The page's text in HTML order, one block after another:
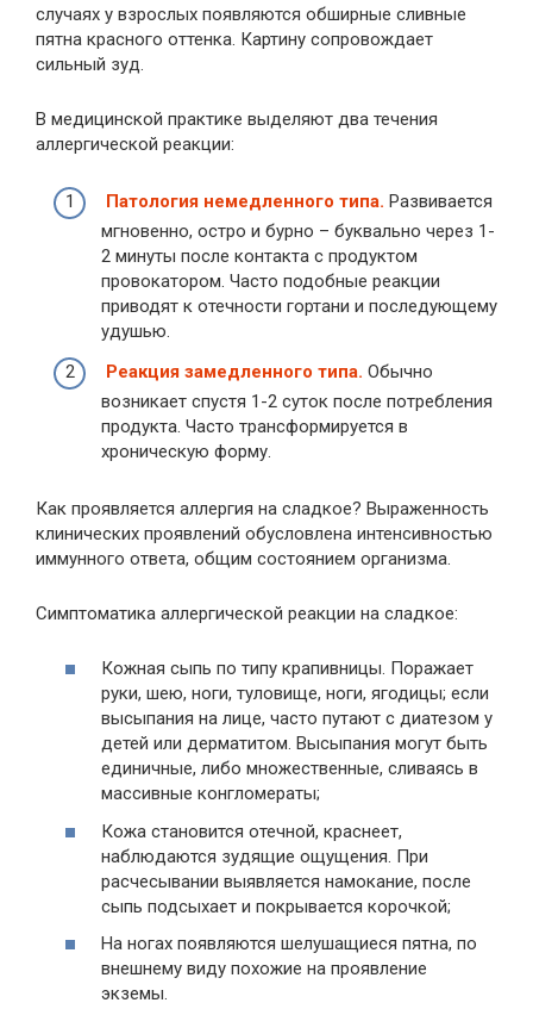
случаях у взрослых появляются обширные сливные
пятна красного оттенка. Картину сопровождает
сильный зуд.
В медицинской практике выделяют два течения
аллергической реакции:
Патология немедленного типа. Развивается
мгновенно, остро и бурно – буквально через 1-
2 минуты после контакта с продуктом
провокатором. Часто подобные реакции
приводят к отечности гортани и последующему
удушью.
Реакция замедленного типа. Обычно
возникает спустя 1-2 суток после потребления
продукта. Часто трансформируется в
хроническую форму.
Как проявляется аллергия на сладкое? Выраженность
клинических проявлений обусловлена интенсивностью
иммунного ответа, общим состоянием организма.
Симптоматика аллергической реакции на сладкое:
Кожная сыпь по типу крапивницы. Поражает
руки, шею, ноги, туловище, ноги, ягодицы; если
высыпания на лице, часто путают с диатезом у
детей или дерматитом. Высыпания могут быть
единичные, либо множественные, сливаясь в
массивные конгломераты;
Кожа становится отечной, краснеет,
наблюдаются зудящие ощущения. При
расчесывании выявляется намокание, после
сыпь подсыхает и покрывается корочкой;
На ногах появляются шелушащиеся пятна, по
внешнему виду похожие на проявление
экземы.